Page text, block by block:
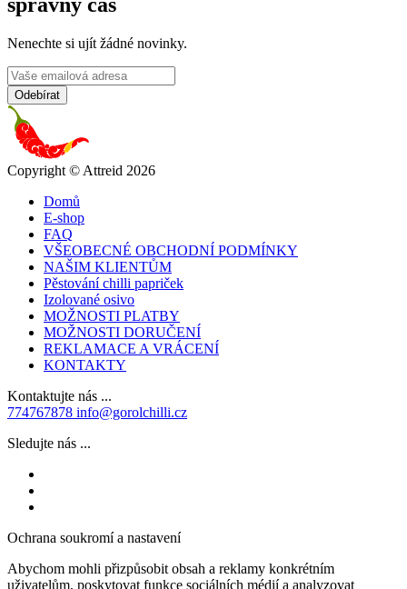
Nenechte si ujít žádné novinky.
Copyright © Attreid 2026
Domů
E-shop
FAQ
VŠEOBECNÉ OBCHODNÍ PODMÍNKY
NAŠIM KLIENTŮM
Pěstování chilli papriček
Izolované osivo
MOŽNOSTI PLATBY
MOŽNOSTI DORUČENÍ
REKLAMACE A VRÁCENÍ
KONTAKTY
Kontaktujte nás ...
774767878 info@gorolchilli.cz
Sledujte nás ...
Ochrana soukromí a nastavení
Abychom mohli přizpůsobit obsah a reklamy konkrétním
uživatelům, poskytovat funkce sociálních médií a analyzovat